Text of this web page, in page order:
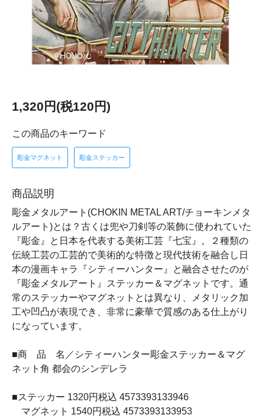
1,320円(税120円)
この商品のキーワード
彫金マグネット 彫金ステッカー
商品説明
彫金メタルアート(CHOKIN METAL ART/チョーキンメタ
ルアート)とは？古くは兜や刀剣等の装飾に使われていた
『彫金』と日本を代表する美術工芸『七宝』。２種類の
伝統工芸の工芸的で美術的な特徴と現代技術を融合し日
本の漫画キャラ『シティーハンター』と融合させたのが
『彫金メタルアート』ステッカー＆マグネットです。通
常のステッカーやマグネットとは異なり、メタリック加
工や凹凸が表現でき、非常に豪華で質感のある仕上がり
になっています。
■商 品 名／シティーハンター彫金ステッカー＆マグ
ネット角 都会のシンデレラ
■ステッカー 1320円税込 4573393133946
マグネット 1540円税込 4573393133953